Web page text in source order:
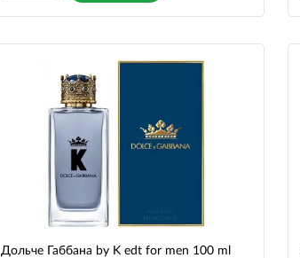
Дольче Габбана by K edt for men 100 ml